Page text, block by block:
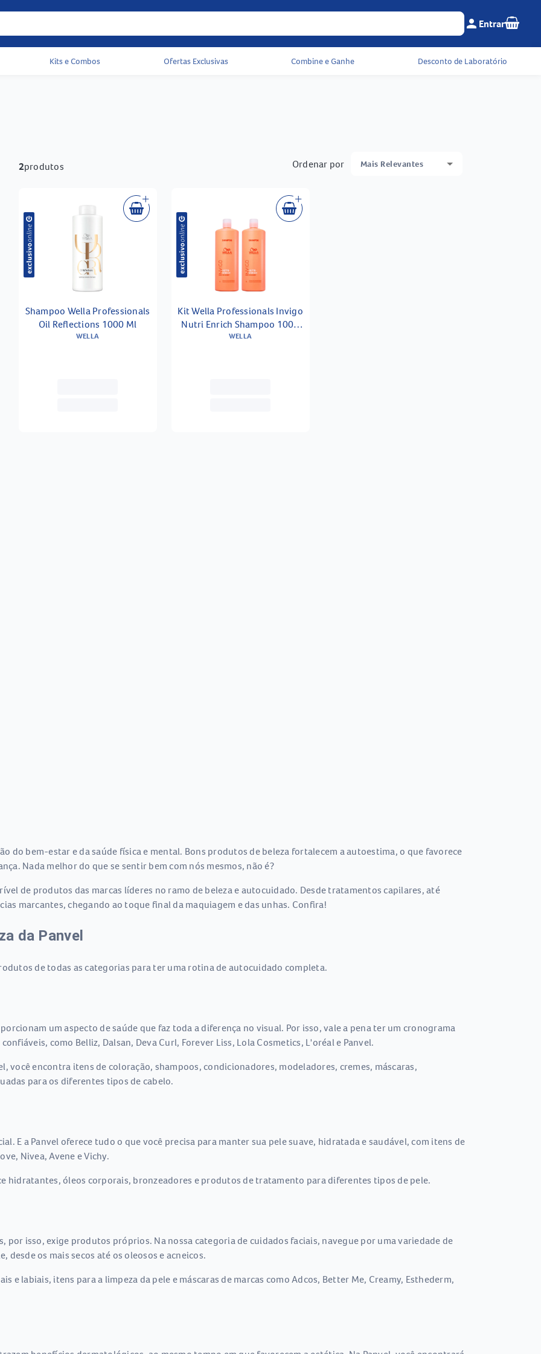
Menu do cliente e
person Entrar Seu
Acessos rápidos do cabeçalho
Kits e Combos Ofertas Exclusivas Combine e Ganhe Desconto de Laboratório
2produtos Ordenar por Mais Relevantes
Shampoo Wella Professionals
Oil Reflections 1000 Ml
WELLA
Kit Wella Professionals Invigo
Nutri Enrich Shampoo 1000
Ml 2 Unidades
WELLA
do bem-estar e da saúde física e mental. Bons produtos de beleza fortalecem a autoestima, o que favorece
Nada melhor do que se sentir bem com nós mesmos, não é?
de produtos das marcas líderes no ramo de beleza e autocuidado. Desde tratamentos capilares, até
marcantes, chegando ao toque final da maquiagem e das unhas. Confira!
da Panvel
de todas as categorias para ter uma rotina de autocuidado completa.
um aspecto de saúde que faz toda a diferença no visual. Por isso, vale a pena ter um cronograma
como Belliz, Dalsan, Deva Curl, Forever Liss, Lola Cosmetics, L'oréal e Panvel.
você encontra itens de coloração, shampoos, condicionadores, modeladores, cremes, máscaras,
para os diferentes tipos de cabelo.
E a Panvel oferece tudo o que você precisa para manter sua pele suave, hidratada e saudável, com itens de
Nivea, Avene e Vichy.
hidratantes, óleos corporais, bronzeadores e produtos de tratamento para diferentes tipos de pele.
isso, exige produtos próprios. Na nossa categoria de cuidados faciais, navegue por uma variedade de
os mais secos até os oleosos e acneicos.
labiais, itens para a limpeza da pele e máscaras de marcas como Adcos, Better Me, Creamy, Esthederm,